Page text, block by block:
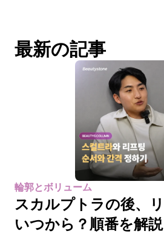
最新の記事
輪郭とボリューム
スカルプトラの後、
いつから？順番を解説